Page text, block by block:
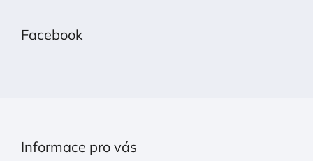
Facebook
Informace pro vás